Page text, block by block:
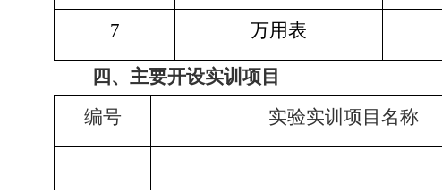
7 万用表
四、主要开设实训项目
编号
实验实训项目名称